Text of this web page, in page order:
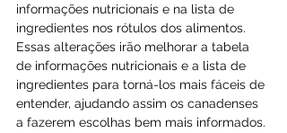
informações nutricionais e na lista de
ingredientes nos rótulos dos alimentos.
Essas alterações irão melhorar a tabela
de informações nutricionais e a lista de
ingredientes para torná-los mais fáceis de
entender, ajudando assim os canadenses
a fazerem escolhas bem mais informados.